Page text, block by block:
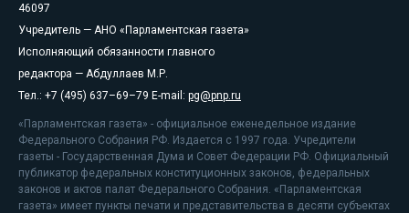
46097
Учредитель — АНО «Парламентская газета»
Исполняющий обязанности главного
редактора — Абдуллаев М.Р.
Тел.: +7 (495) 637–69–79 E-mail: pg@pnp.ru
«Парламентская газета» - официальное еженедельное издание
Федерального Собрания РФ. Издается с 1997 года. Учредители
газеты - Государственная Дума и Совет Федерации РФ. Официальный
публикатор федеральных конституционных законов, федеральных
законов и актов палат Федерального Собрания. «Парламентская
газета» имеет пункты печати и представительства в десяти субъектах